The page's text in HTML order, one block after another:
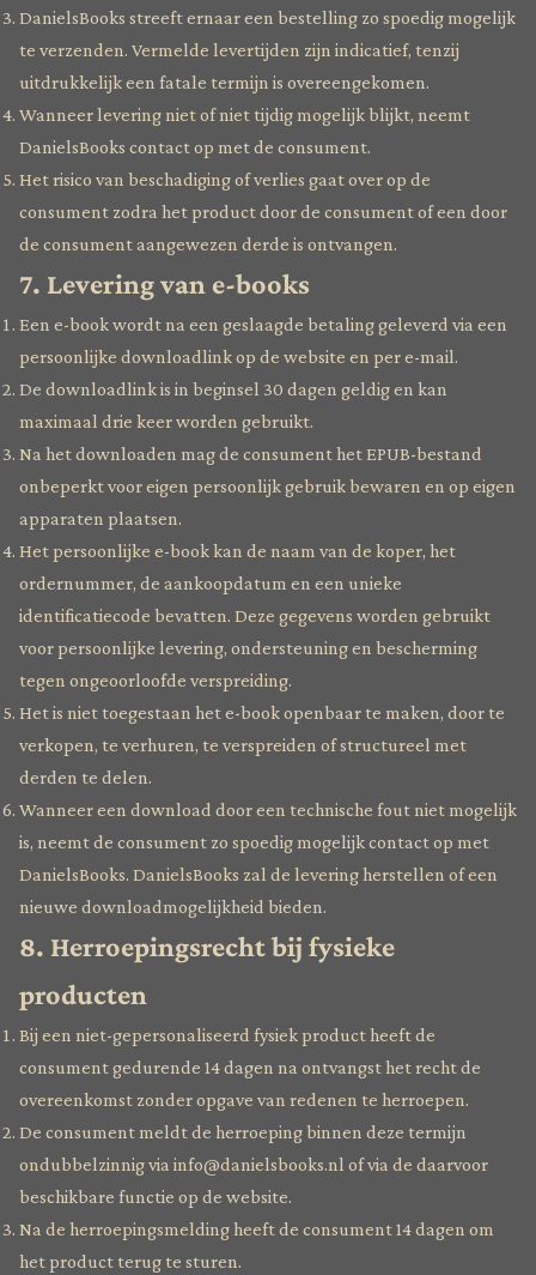
DanielsBooks streeft ernaar een bestelling zo spoedig mogelijk
te verzenden. Vermelde levertijden zijn indicatief, tenzij
uitdrukkelijk een fatale termijn is overeengekomen.
Wanneer levering niet of niet tijdig mogelijk blijkt, neemt
DanielsBooks contact op met de consument.
Het risico van beschadiging of verlies gaat over op de
consument zodra het product door de consument of een door
de consument aangewezen derde is ontvangen.
7. Levering van e-books
Een e-book wordt na een geslaagde betaling geleverd via een
persoonlijke downloadlink op de website en per e-mail.
De downloadlink is in beginsel 30 dagen geldig en kan
maximaal drie keer worden gebruikt.
Na het downloaden mag de consument het EPUB-bestand
onbeperkt voor eigen persoonlijk gebruik bewaren en op eigen
apparaten plaatsen.
Het persoonlijke e-book kan de naam van de koper, het
ordernummer, de aankoopdatum en een unieke
identificatiecode bevatten. Deze gegevens worden gebruikt
voor persoonlijke levering, ondersteuning en bescherming
tegen ongeoorloofde verspreiding.
Het is niet toegestaan het e-book openbaar te maken, door te
verkopen, te verhuren, te verspreiden of structureel met
derden te delen.
Wanneer een download door een technische fout niet mogelijk
is, neemt de consument zo spoedig mogelijk contact op met
DanielsBooks. DanielsBooks zal de levering herstellen of een
nieuwe downloadmogelijkheid bieden.
8. Herroepingsrecht bij fysieke
producten
Bij een niet-gepersonaliseerd fysiek product heeft de
consument gedurende 14 dagen na ontvangst het recht de
overeenkomst zonder opgave van redenen te herroepen.
De consument meldt de herroeping binnen deze termijn
ondubbelzinnig via info@danielsbooks.nl of via de daarvoor
beschikbare functie op de website.
Na de herroepingsmelding heeft de consument 14 dagen om
het product terug te sturen.